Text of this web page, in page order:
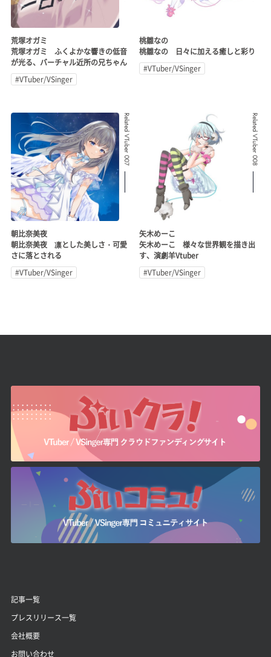
荒塚オガミ
荒塚オガミ ふくよかな響きの低音
が光る、バーチャル近所の兄ちゃん
#VTuber/VSinger
桃雛なの
桃雛なの 日々に加える癒しと彩り
#VTuber/VSinger
Related VTuber 007
朝比奈美夜
朝比奈美夜 凛とした美しさ・可愛
さに落とされる
#VTuber/VSinger
Related VTuber 008
矢木めーこ
矢木めーこ 様々な世界観を描き出
す、演劇羊Vtuber
#VTuber/VSinger
記事一覧
プレスリリース一覧
会社概要
お問い合わせ